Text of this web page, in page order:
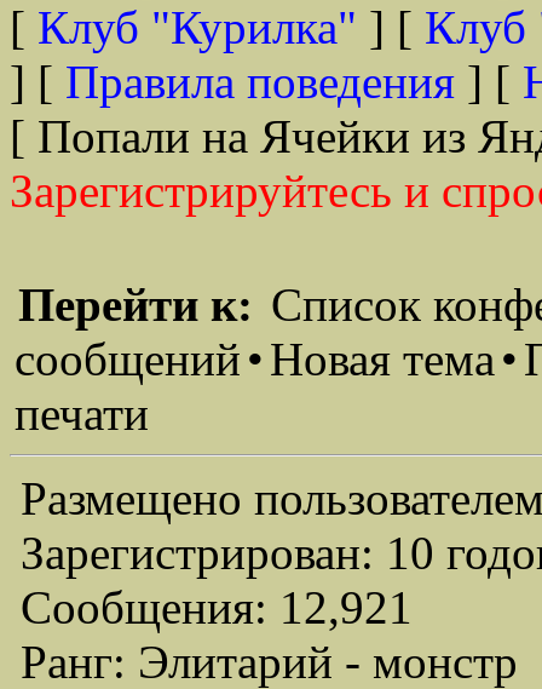
[ Клуб "Курилка" ] [ Клуб
] [ Правила поведения ] [
[ Попали на Ячейки из
Зарегистрируйтесь и
Перейти к: Список
сообщений•Новая тема•
печати
Размещено
Зарегистрирован: 10
Сообщения: 12,921
Ранг: Элитарий - монстр